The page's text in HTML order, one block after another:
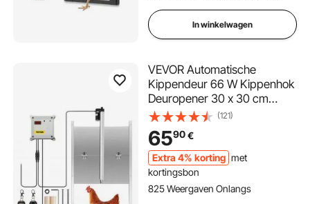
In winkelwagen
VEVOR Automatische
Kippendeur 66 W Kippenhok
Deuropener 30 x 30 cm
Kippenhok Automatische
Deur Gemaakt van
Aluminiumlegering en ABS
met Tijdregelaar voor Alle
Standaard Kippenrassen
Kippen en Eenden
(121)
6590€
Extra 4% korting met
kortingsbon
825 Weergaven Onlangs